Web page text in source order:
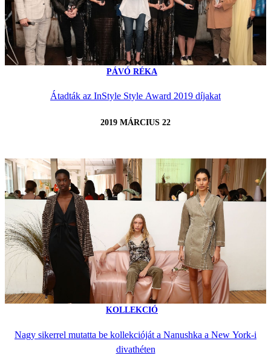
PÁVÓ RÉKA
Átadták az InStyle Style Award 2019 díjakat
2019 MÁRCIUS 22
KOLLEKCIÓ
Nagy sikerrel mutatta be kollekcióját a Nanushka a New York-i
divathéten